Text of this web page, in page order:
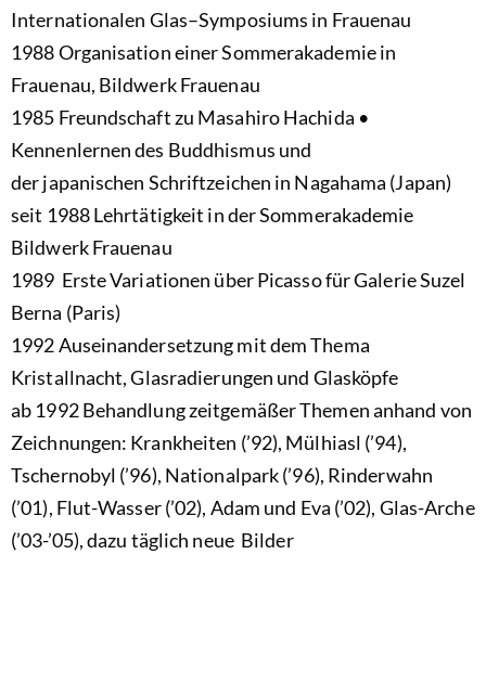
Internationalen Glas–Symposiums in Frauenau
1988 Organisation einer Sommerakademie in
Frauenau, Bildwerk Frauenau
1985 Freundschaft zu Masahiro Hachida •
Kennenlernen des Buddhismus und
der japanischen Schriftzeichen in Nagahama (Japan)
seit 1988 Lehrtätigkeit in der Sommerakademie
Bildwerk Frauenau
1989 Erste Variationen über Picasso für Galerie Suzel
Berna (Paris)
1992 Auseinandersetzung mit dem Thema
Kristallnacht, Glasradierungen und Glasköpfe
ab 1992 Behandlung zeitgemäßer Themen anhand von
Zeichnungen: Krankheiten (’92), Mülhiasl (’94),
Tschernobyl (’96), Nationalpark (’96), Rinderwahn
(’01), Flut-Wasser (’02), Adam und Eva (’02), Glas-Arche
(’03-’05), dazu täglich neue Bilder